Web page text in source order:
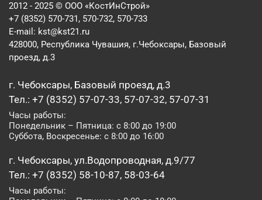
2012 - 2025 © ООО «КостИнСтрой»
+7 (8352) 570-731, 570-732, 570-733
E-mail: kst@kst21.ru
428000, Республика Чувашия, г.Чебоксары, Базовый
проезд, д.3
г. Чебоксары, Базовый проезд, д.3
Тел.: +7 (8352) 57-07-33, 57-07-32, 57-07-31
Часы работы:
Понедельник – Пятница: с 8:00 до 19:00
Суббота, Воскресенье: с 8:00 до 16:00
г. Чебоксары, ул.Водопроводная, д.9/77
Тел.: +7 (8352) 58-10-87, 58-03-64
Часы работы: